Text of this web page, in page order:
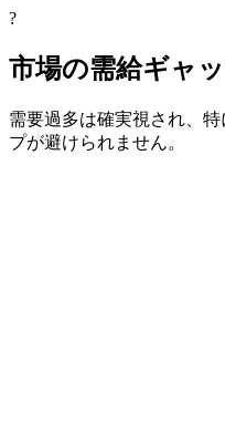
?
市場の需給ギャ
需要過多は確実視され、
プが避けられません。